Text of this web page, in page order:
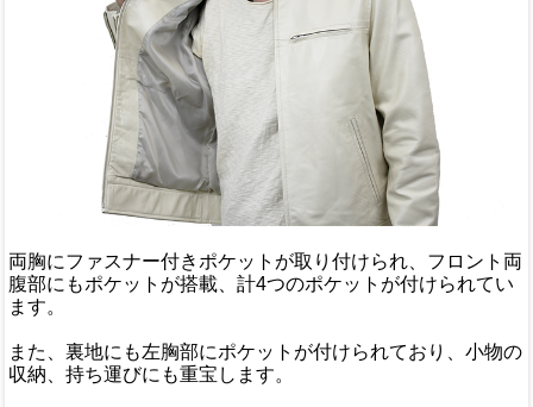
両胸にファスナー付きポケットが取り付けられ、フロント両
腹部にもポケットが搭載、計4つのポケットが付けられてい
ます。
また、裏地にも左胸部にポケットが付けられており、小物の
収納、持ち運びにも重宝します。